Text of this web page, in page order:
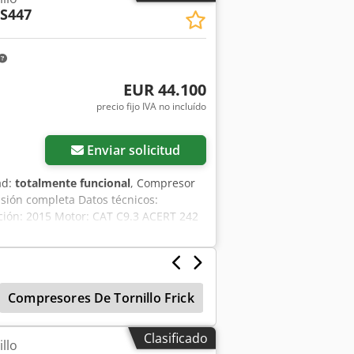
EUR 44.100
precio fijo IVA no incluído
Enviar solicitud
totalmente funcional, Compresor
completa Datos técnicos:
2015 Motor: CAT C9.3 ACERT 242
listo para trabajar, con
importada en estado impecable A
Compresores De Tornillo Frick
Clasificado